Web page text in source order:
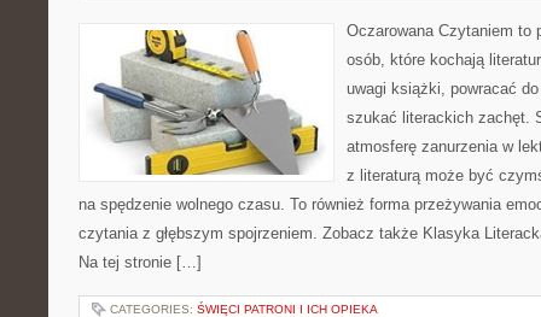
Oczarowana Czytaniem to
osób, które kochają
uwagi książki, powracać
szukać literackich zachęt.
atmosferę zanurzenia w
z literaturą może być
na spędzenie wolnego czasu. To również forma przeżywania
czytania z głębszym spojrzeniem. Zobacz także Klasyka
Na tej stronie […]
CATEGORIES: ŚWIĘCI PATRONI I ICH OPIEKA